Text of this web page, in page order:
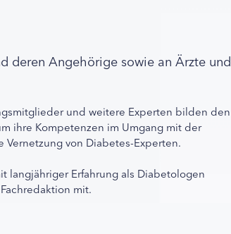
deren Angehörige sowie an Ärzte und
und weitere Experten bilden den
ihre Kompetenzen im Umgang mit der
von Diabetes-Experten.
langjähriger Erfahrung als Diabetologen
mit.